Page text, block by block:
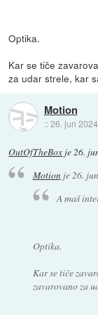
Optika.
Kar se tiče
za udar strele, kar
Motion
::26. jun
OutOfTheBox je26.
Motionje26.
A maš
Optika.
Kar se tiče
zavarovano za